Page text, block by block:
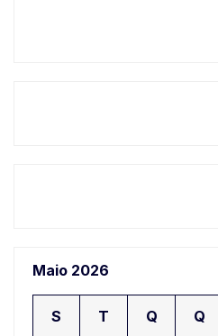
Maio 2026
S T Q Q